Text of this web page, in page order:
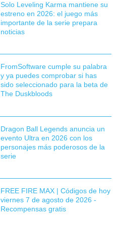
Solo Leveling Karma mantiene su
estreno en 2026: el juego más
importante de la serie prepara
noticias
FromSoftware cumple su palabra
y ya puedes comprobar si has
sido seleccionado para la beta de
The Duskbloods
Dragon Ball Legends anuncia un
evento Ultra en 2026 con los
personajes más poderosos de la
serie
FREE FIRE MAX | Códigos de hoy
viernes 7 de agosto de 2026 -
Recompensas gratis